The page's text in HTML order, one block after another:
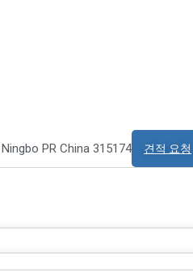
PR China 315174 견적 요청